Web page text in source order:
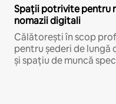
Spații potrivite pentru
nomazii digitali
Călătorești în scop
pentru șederi de lungă
și spațiu de muncă